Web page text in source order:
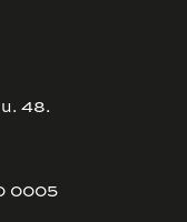
48.
0005